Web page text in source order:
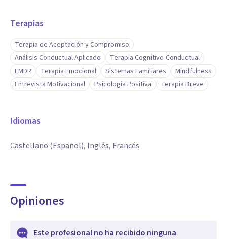
Terapias
Terapia de Aceptación y Compromiso
Análisis Conductual Aplicado
Terapia Cognitivo-Conductual
EMDR
Terapia Emocional Sistemas Familiares
Mindfulness
Entrevista Motivacional
Psicología Positiva Terapia Breve
Idiomas
Castellano (Español), Inglés, Francés
Opiniones
Este profesional no ha recibido ninguna